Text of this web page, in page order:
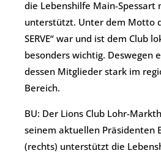
die Lebenshilfe Main-Spessart
unterstützt. Unter dem Motto
SERVE“ war und ist dem Club
besonders wichtig. Deswegen
dessen Mitglieder stark im
Bereich.
BU: Der Lions Club Lohr-
seinem aktuellen Präsidenten
(rechts) unterstützt die